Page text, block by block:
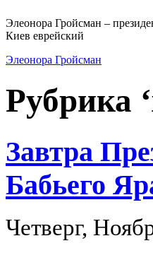
Элеонора Гройсман –
Киев еврейский
Элеонора Гройсман
Рубрика
Завтра
Бабьего
Четверг,